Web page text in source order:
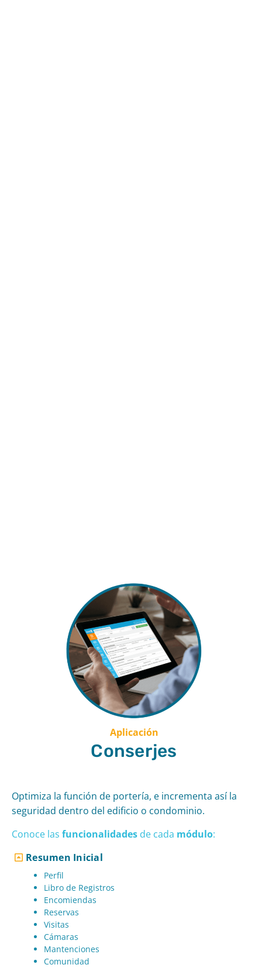
Aplicación
Conserjes
Optimiza la función de portería, e incrementa así la
seguridad dentro del edificio o condominio.
Conoce las funcionalidades de cada módulo:
Resumen Inicial
Perfil
Libro de Registros
Encomiendas
Reservas
Visitas
Cámaras
Mantenciones
Comunidad